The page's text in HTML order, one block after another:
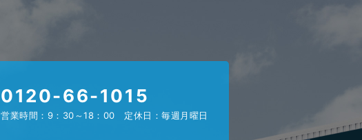
0120-66-1015
営業時間：9：30～18：00 定休日：毎週月曜日